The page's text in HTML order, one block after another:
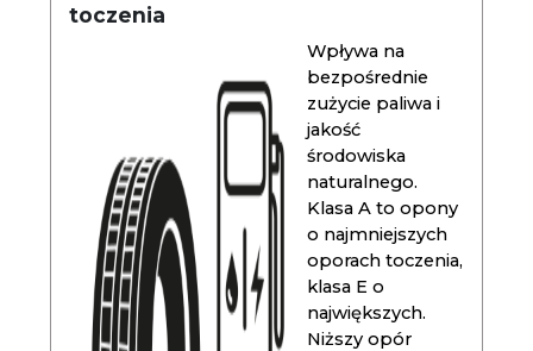
toczenia
Wpływa na
bezpośrednie
zużycie paliwa i
jakość
środowiska
naturalnego.
Klasa A to opony
o najmniejszych
oporach toczenia,
klasa E o
największych.
Niższy opór